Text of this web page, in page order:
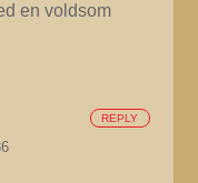
en voldsom
REPLY